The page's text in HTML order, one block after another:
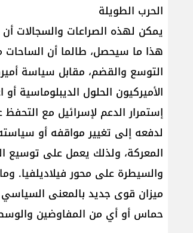
الحرب الطويلة
يمكن لهذه الصراعات والسجالات
هذا ما سيحصل، طالما أن
التوسع والقضم، مقابل سياسة
الأميركيون الحلول الديبلوماسية أو
إستمرار الدعم لإسرائيل مع
لدفعه إلى تغيير مواقفه أو
المعركة، ولذلك يعمل على توسيع
والسيطرة على محور فيلاديلفيا.
ميزان قوى جديد بالمعنى
حماس أو أي من المفاوضين